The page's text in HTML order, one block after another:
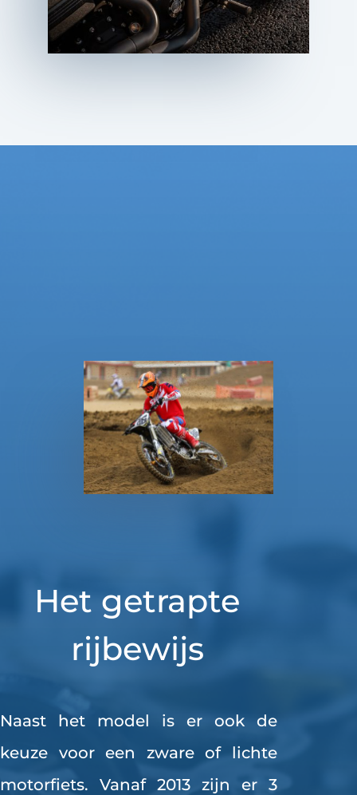
Het getrapte
rijbewijs
Naast het model is er ook de
keuze voor een zware of lichte
motorfiets. Vanaf 2013 zijn er 3